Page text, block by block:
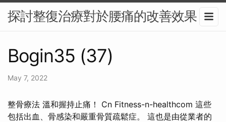
探討整復治療對於腰痛的改善效果
Bogin35 (37)
May 7, 2022
整骨療法 溫和握持止痛！ Cn Fitness-n-healthcom 這些
包括出血、骨感染和嚴重骨質疏鬆症。 這也是由從業者的